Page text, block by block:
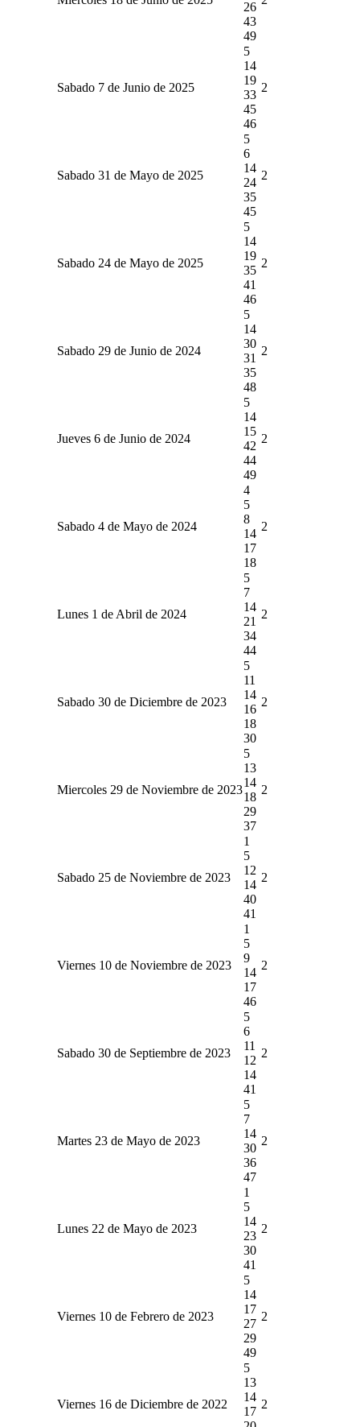
26
43
49
Sabado 7 de Junio de 2025
5
14
19
33
45
46
2
Sabado 31 de Mayo de 2025
5
6
14
24
35
45
2
Sabado 24 de Mayo de 2025
5
14
19
35
41
46
2
Sabado 29 de Junio de 2024
5
14
30
31
35
48
2
Jueves 6 de Junio de 2024
5
14
15
42
44
49
2
Sabado 4 de Mayo de 2024
4
5
8
14
17
18
2
Lunes 1 de Abril de 2024
5
7
14
21
34
44
2
Sabado 30 de Diciembre de 2023
5
11
14
16
18
30
2
Miercoles 29 de Noviembre de 2023
5
13
14
18
29
37
2
Sabado 25 de Noviembre de 2023
1
5
12
14
40
41
2
Viernes 10 de Noviembre de 2023
1
5
9
14
17
46
2
Sabado 30 de Septiembre de 2023
5
6
11
12
14
41
2
Martes 23 de Mayo de 2023
5
7
14
30
36
47
2
Lunes 22 de Mayo de 2023
1
5
14
23
30
41
2
Viernes 10 de Febrero de 2023
5
14
17
27
29
49
2
Viernes 16 de Diciembre de 2022
5
13
14
17
2